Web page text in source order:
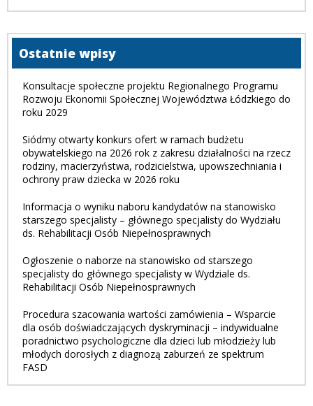
Ostatnie wpisy
Konsultacje społeczne projektu Regionalnego Programu
Rozwoju Ekonomii Społecznej Województwa Łódzkiego do
roku 2029
Siódmy otwarty konkurs ofert w ramach budżetu
obywatelskiego na 2026 rok z zakresu działalności na rzecz
rodziny, macierzyństwa, rodzicielstwa, upowszechniania i
ochrony praw dziecka w 2026 roku
Informacja o wyniku naboru kandydatów na stanowisko
starszego specjalisty – głównego specjalisty do Wydziału
ds. Rehabilitacji Osób Niepełnosprawnych
Ogłoszenie o naborze na stanowisko od starszego
specjalisty do głównego specjalisty w Wydziale ds.
Rehabilitacji Osób Niepełnosprawnych
Procedura szacowania wartości zamówienia – Wsparcie
dla osób doświadczających dyskryminacji – indywidualne
poradnictwo psychologiczne dla dzieci lub młodzieży lub
młodych dorosłych z diagnozą zaburzeń ze spektrum
FASD